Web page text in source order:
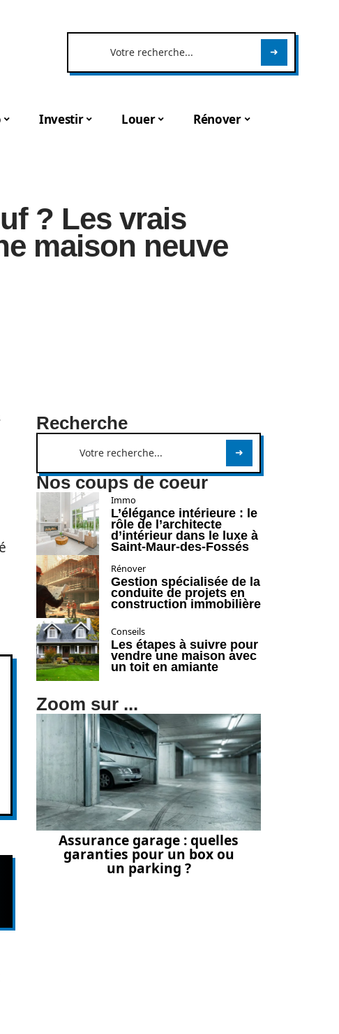
Investir Louer Rénover
? Les vrais
maison neuve
Recherche
Nos coups de coeur
Immo
L’élégance intérieure : le
rôle de l’architecte
d’intérieur dans le luxe à
Saint-Maur-des-Fossés
Rénover
Gestion spécialisée de la
conduite de projets en
construction immobilière
Conseils
Les étapes à suivre pour
vendre une maison avec
un toit en amiante
Zoom sur ...
Assurance garage : quelles
garanties pour un box ou
un parking ?